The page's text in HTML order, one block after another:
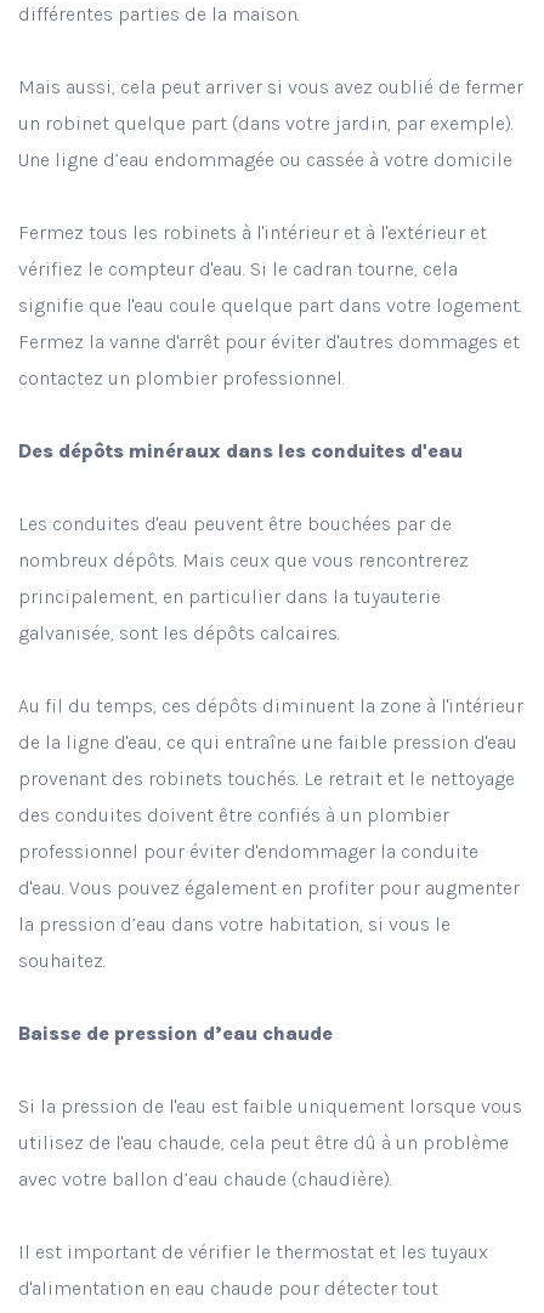
différentes parties de la maison.
Mais aussi, cela peut arriver si vous avez oublié de fermer
un robinet quelque part (dans votre jardin, par exemple).
Une ligne d’eau endommagée ou cassée à votre domicile
Fermez tous les robinets à l'intérieur et à l'extérieur et
vérifiez le compteur d'eau. Si le cadran tourne, cela
signifie que l'eau coule quelque part dans votre logement.
Fermez la vanne d'arrêt pour éviter d'autres dommages et
contactez un plombier professionnel.
Des dépôts minéraux dans les conduites d'eau
Les conduites d'eau peuvent être bouchées par de
nombreux dépôts. Mais ceux que vous rencontrerez
principalement, en particulier dans la tuyauterie
galvanisée, sont les dépôts calcaires.
Au fil du temps, ces dépôts diminuent la zone à l'intérieur
de la ligne d'eau, ce qui entraîne une faible pression d'eau
provenant des robinets touchés. Le retrait et le nettoyage
des conduites doivent être confiés à un plombier
professionnel pour éviter d'endommager la conduite
d'eau. Vous pouvez également en profiter pour augmenter
la pression d’eau dans votre habitation, si vous le
souhaitez.
Baisse de pression d’eau chaude
Si la pression de l'eau est faible uniquement lorsque vous
utilisez de l'eau chaude, cela peut être dû à un problème
avec votre ballon d’eau chaude (chaudière).
Il est important de vérifier le thermostat et les tuyaux
d'alimentation en eau chaude pour détecter tout